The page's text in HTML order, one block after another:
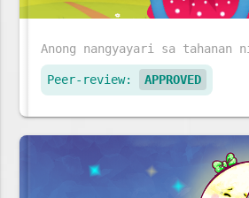
Peer-review: APPROVED